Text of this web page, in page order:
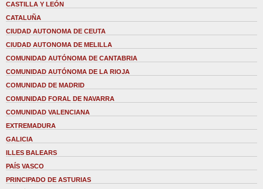
CASTILLA Y LEÓN
CATALUÑA
CIUDAD AUTONOMA DE CEUTA
CIUDAD AUTONOMA DE MELILLA
COMUNIDAD AUTÓNOMA DE CANTABRIA
COMUNIDAD AUTÓNOMA DE LA RIOJA
COMUNIDAD DE MADRID
COMUNIDAD FORAL DE NAVARRA
COMUNIDAD VALENCIANA
EXTREMADURA
GALICIA
ILLES BALEARS
PAÍS VASCO
PRINCIPADO DE ASTURIAS